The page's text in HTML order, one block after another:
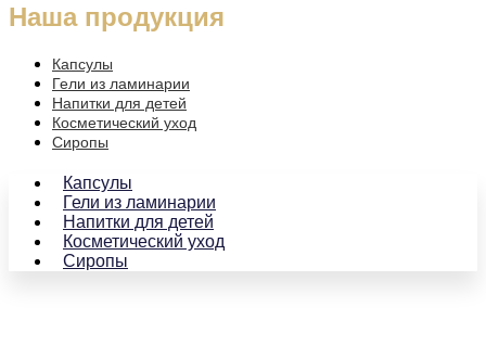
Наша продукция
Капсулы
Гели из ламинарии
Напитки для детей
Косметический уход
Сиропы
Капсулы
Гели из ламинарии
Напитки для детей
Косметический уход
Сиропы